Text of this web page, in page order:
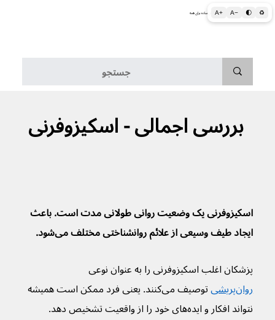
A+ A− 🌓 ♻ اطلاعات پزشکی و بهداشتی به زبان ساده برای همه
بررسی اجمالی - اسکیزوفرنی
اسکیزوفرنی یک وضعیت روانی طولانی مدت است. باعث
ایجاد طیف وسیعی از علائم روانشناختی مختلف می‌شود.
پزشکان اغلب اسکیزوفرنی را به عنوان نوعی
روان‌پریشی
توصیف می‌کنند. یعنی فرد ممکن است همیشه
نتواند افکار و ایده‌های خود را از واقعیت تشخیص دهد.